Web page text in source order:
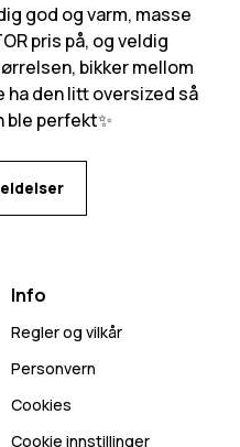
god og varm, masse
pris på, og veldig
bikker mellom
ha den litt oversized så
ble perfekt✨
Info
Regler og vilkår
Personvern
Cookies
Cookie innstillinger